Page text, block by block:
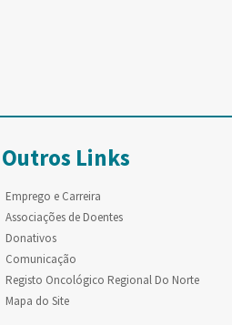
Outros Links
Emprego e Carreira
Associações de Doentes
Donativos
Comunicação
Registo Oncológico Regional Do Norte
Mapa do Site